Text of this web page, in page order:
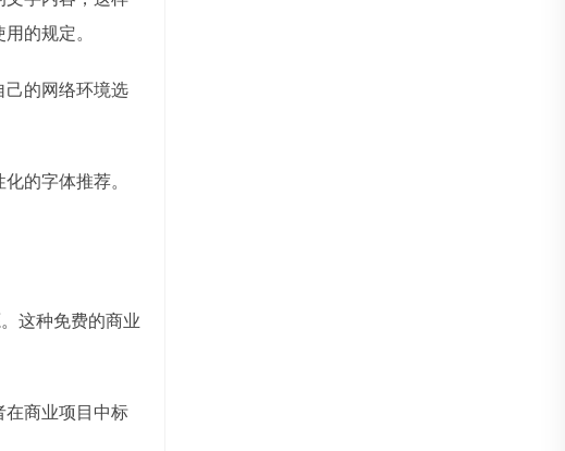
的规定。
的网络环境选
的字体推荐。
这种免费的商业
商业项目中标